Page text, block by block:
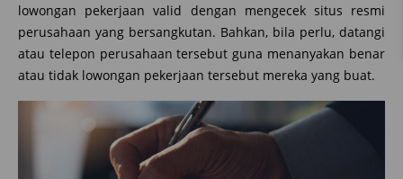
lowongan pekerjaan valid dengan mengecek situs resmi
perusahaan yang bersangkutan. Bahkan, bila perlu, datangi
atau telepon perusahaan tersebut guna menanyakan benar
atau tidak lowongan pekerjaan tersebut mereka yang buat.